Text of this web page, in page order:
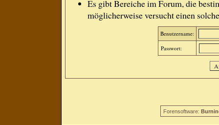
Es gibt Bereiche im Forum, die
möglicherweise versucht einen
Benutzername:
Passwort:
Forensoftware: